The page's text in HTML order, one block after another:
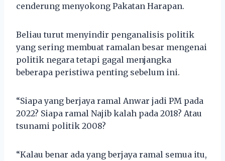
cenderung menyokong Pakatan Harapan.
Beliau turut menyindir penganalisis politik
yang sering membuat ramalan besar mengenai
politik negara tetapi gagal menjangka
beberapa peristiwa penting sebelum ini.
“Siapa yang berjaya ramal Anwar jadi PM pada
2022? Siapa ramal Najib kalah pada 2018? Atau
tsunami politik 2008?
“Kalau benar ada yang berjaya ramal semua itu,